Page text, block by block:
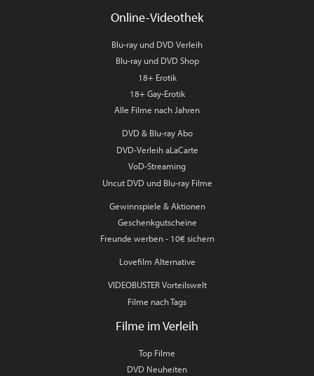
Online-Videothek
Blu-ray und DVD Verleih
Blu-ray und DVD Shop
18+ Erotik
18+ Gay-Erotik
Alle Filme nach Jahren
DVD & Blu-ray Abo
DVD-Verleih aLaCarte
VoD-Streaming
Uncut DVD und Blu-ray Filme
Gewinnspiele & Aktionen
Geschenkgutscheine
Freunde werben - 10€ sichern
Lovefilm Alternative
VIDEOBUSTER Vorteilswelt
Filme nach Tags
Filme im Verleih
Top Filme
DVD Neuheiten